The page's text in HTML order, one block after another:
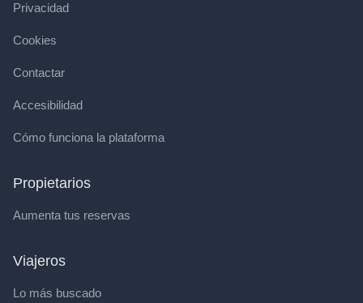
Privacidad
Cookies
Contactar
Accesibilidad
Cómo funciona la plataforma
Propietarios
Aumenta tus reservas
Viajeros
Lo más buscado